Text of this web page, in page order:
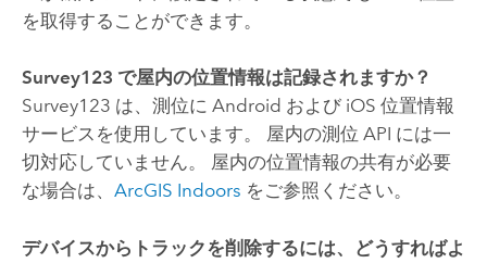
を取得することができます。
Survey123 で屋内の位置情報は記録されますか？
Survey123 は、測位に Android および iOS 位置情報
サービスを使用しています。 屋内の測位 API には一
切対応していません。 屋内の位置情報の共有が必要
な場合は、 ArcGIS Indoors をご参照ください。
デバイスからトラックを削除するには、どうすればよ